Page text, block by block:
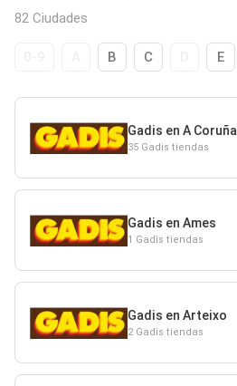
82 Ciudades
B C E
Gadis en A Coruña
35 Gadis tiendas
Gadis en Ames
1 Gadis tiendas
Gadis en Arteixo
2 Gadis tiendas